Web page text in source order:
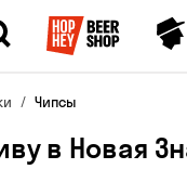
Чипсы
в Новая